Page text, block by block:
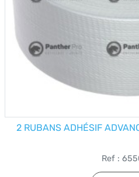
2 RUBANS ADHÉSIF
Ref :